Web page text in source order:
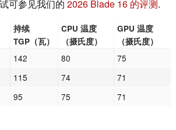
可参见我们的 2026 Blade 16 的评测.
持续
TGP（瓦）
CPU 温度
（摄氏度）
GPU 温度
（摄氏度）
142 80
75
115 74
71
95 75 71